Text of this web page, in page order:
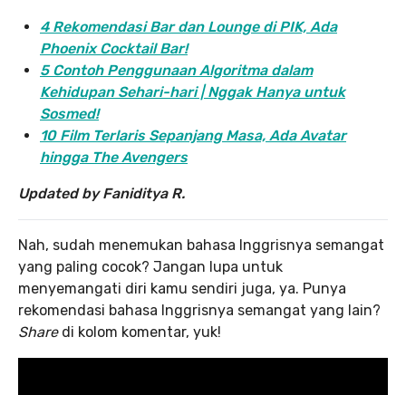
4 Rekomendasi Bar dan Lounge di PIK, Ada
Phoenix Cocktail Bar!
5 Contoh Penggunaan Algoritma dalam
Kehidupan Sehari-hari | Nggak Hanya untuk
Sosmed!
10 Film Terlaris Sepanjang Masa, Ada Avatar
hingga The Avengers
Updated by Faniditya R.
Nah, sudah menemukan bahasa Inggrisnya semangat
yang paling cocok? Jangan lupa untuk
menyemangati diri kamu sendiri juga, ya. Punya
rekomendasi bahasa Inggrisnya semangat yang lain?
Share di kolom komentar, yuk!